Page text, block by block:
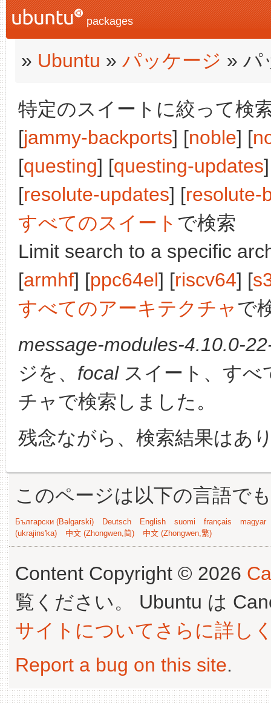
packages
» Ubuntu » パッケージ » パ
特定のスイートに絞って検
[jammy-backports] [noble] [
[questing] [questing-updates
[resolute-updates] [resolute-
すべてのスイート で検索
Limit search to a specific
[armhf] [ppc64el] [riscv64] [
すべてのアーキテクチャで
message-modules-4.10.0-
ジを、 focalスイート、すべ
チャで検索しました。
残念ながら、検索結果はあ
このページは以下の言語で
Български (Bəlgarski) Deutsch English suomi français
magyar
(ukrajins'ka)
中文 (Zhongwen,简) 中文 (Zhongwen,繁)
Content Copyright © 2026
覧ください。 Ubuntu は
サイトについてさらに詳し
Report a bug on this site.